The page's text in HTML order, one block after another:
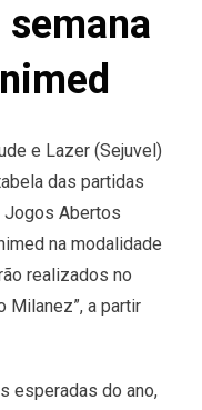
e Lazer (Sejuvel)
das partidas
Jogos Abertos
na modalidade
realizados no
Milanez”, a partir
esperadas do ano,